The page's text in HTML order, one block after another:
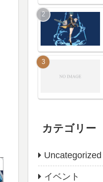
カテゴリー
Uncategorized
イベント